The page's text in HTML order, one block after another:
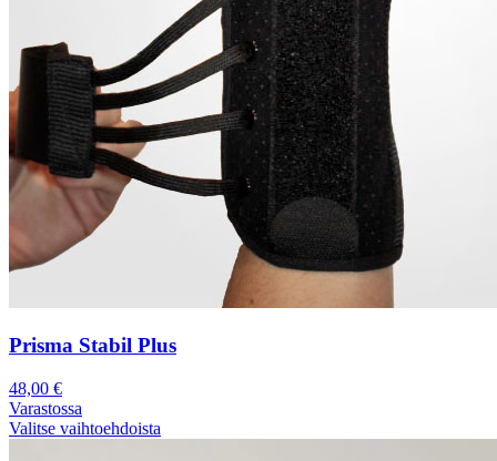
Prisma Stabil Plus
48,00 €
Varastossa
Valitse vaihtoehdoista